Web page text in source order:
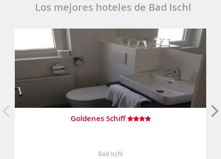
Los mejores hoteles de Bad Ischl
Goldenes Schiff
Bad Ischl